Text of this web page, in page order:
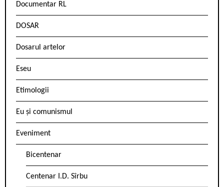
Documentar RL
DOSAR
Dosarul artelor
Eseu
Etimologii
Eu și comunismul
Eveniment
Bicentenar
Centenar I.D. Sîrbu